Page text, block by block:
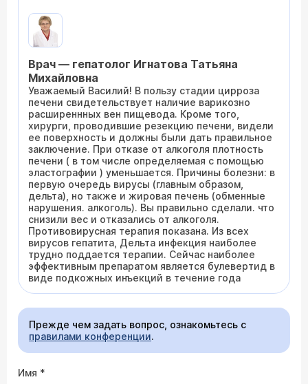
Врач — гепатолог Игнатова Татьяна
Михайловна
Уважаемый Василий! В пользу стадии цирроза
печени свидетельствует наличие варикозно
расширеннных вен пищевода. Кроме того,
хирурги, проводившие резекцию печени, видели
ее поверхность и должны были дать правильное
заключение. При отказе от алкоголя плотность
печени ( в том числе определяемая с помощью
эластографии ) уменьшается. Причины болезни: в
первую очередь вирусы (главным образом,
дельта), но также и жировая печень (обменные
нарушения. алкоголь). Вы правильно сделали. что
снизили вес и отказались от алкоголя.
Противовирусная терапия показана. Из всех
вирусов гепатита, Дельта инфекция наиболее
трудно поддается терапии. Сейчас наиболее
эффективным препаратом является булевертид в
виде подкожных инъекций в течение года
Прежде чем задать вопрос, ознакомьтесь с
правилами конференции.
Имя *